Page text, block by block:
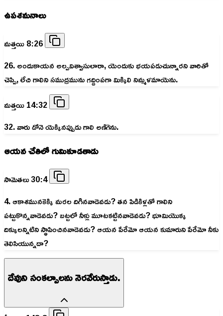
ఉపశమనాలు
మత్తయి 8:26
26. అందుకాయన అల్పవిశ్వాసులారా, యెందుకు భయపడుచున్నారని వారితో
చెప్పి, లేచి గాలిని సముద్రమును గద్దింపగా మిక్కిలి నిమ్మళమాయెను.
మత్తయి 14:32
32. వారు దోనె యెక్కినప్పుడు గాలి అణిగెను.
ఆయన చేతిలో గుమికూడతాడు
సామెతలు 30:4
4. ఆకాశమునకెక్కి మరల దిగినవాడెవడు? తన పిడికిళ్లతో గాలిని
పట్టుకొన్నవాడెవడు? బట్టలో నీళ్లు మూటకట్టినవాడెవడు? భూమియొక్క
దిక్కులన్నిటిని స్థాపించినవాడెవడు? ఆయన పేరేమో ఆయన కుమారుని పేరేమో నీకు
తెలిసియున్నదా?
దేవుని స౦కల్పాలను నెరవేరుస్తాడు.